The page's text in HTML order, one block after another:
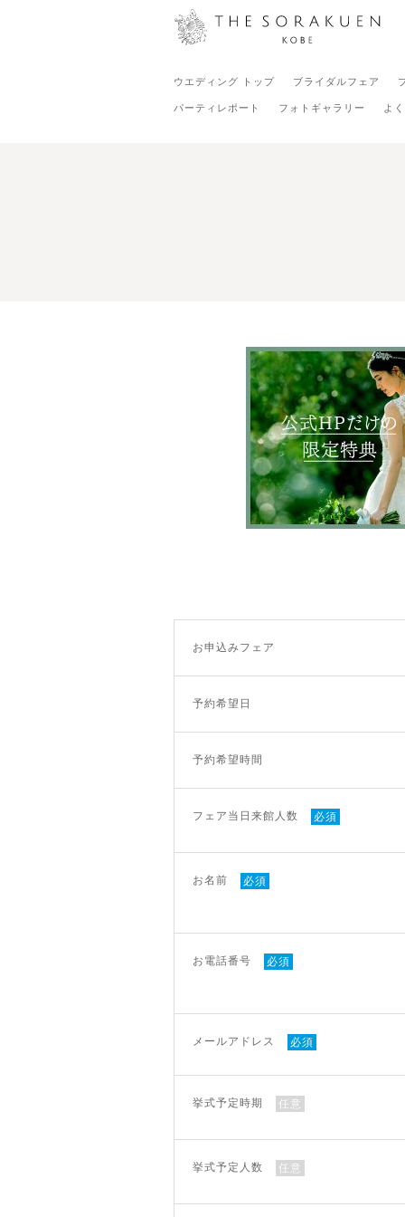
ウエディング トップ ブライダルフェア
パーティレポート フォトギャラリー よ
お申込みフェア
予約希望日
予約希望時間
フェア当日来館人数 必須
お名前 必須
お電話番号
必須
メールアドレス 必須
挙式予定時期 任意
挙式予定人数 任意